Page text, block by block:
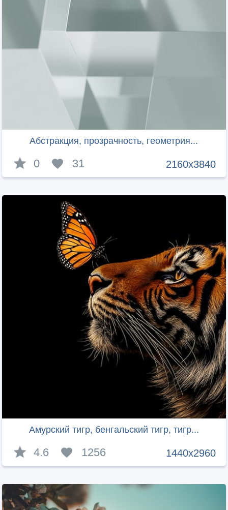
Абстракция, прозрачность, геометрия...
2160x3840
0 31
Амурский тигр, бенгальский тигр, тигр...
1440x2960
4.6 1256